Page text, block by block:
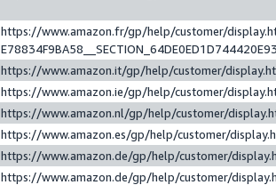
https://www.amazon.fr/gp/help/customer/
https://www.amazon.it/gp/help/customer/
https://www.amazon.ie/gp/help/customer/
https://www.amazon.nl/gp/help/customer/
https://www.amazon.es/gp/help/customer/
https://www.amazon.de/gp/help/customer/
https://www.amazon.de/gp/help/customer/